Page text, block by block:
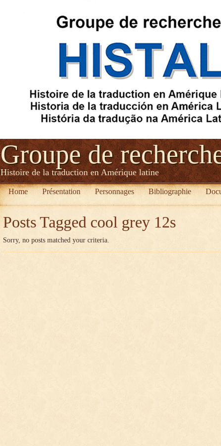
Groupe de
Histoire de la traduction en Amérique latine
Home Présentation Personnages Bibliographie
Posts Tagged cool grey 12s
Sorry, no posts matched your criteria.